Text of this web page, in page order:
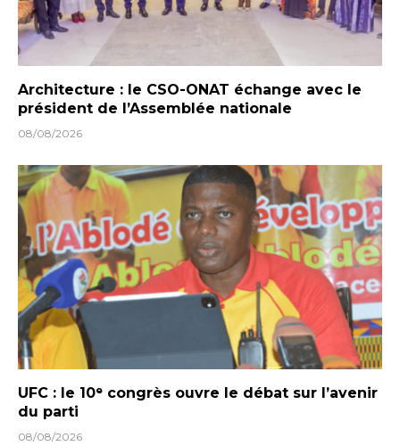
Architecture : le CSO-ONAT échange avec le
président de l’Assemblée nationale
08/08/2026
UFC : le 10ᵉ congrès ouvre le débat sur l’avenir
du parti
08/08/2026